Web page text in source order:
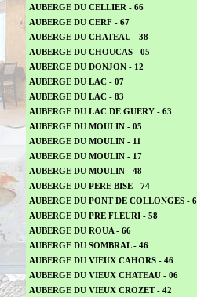
AUBERGE DU CELLIER - 66
AUBERGE DU CERF - 67
AUBERGE DU CHATEAU - 38
AUBERGE DU CHOUCAS - 05
AUBERGE DU DONJON - 12
AUBERGE DU LAC - 07
AUBERGE DU LAC - 83
AUBERGE DU LAC DE GUERY - 63
AUBERGE DU MOULIN - 05
AUBERGE DU MOULIN - 11
AUBERGE DU MOULIN - 17
AUBERGE DU MOULIN - 48
AUBERGE DU PERE BISE - 74
AUBERGE DU PONT DE COLLONGES -
AUBERGE DU PRE FLEURI - 58
AUBERGE DU ROUA - 66
AUBERGE DU SOMBRAL - 46
AUBERGE DU VIEUX CAHORS - 46
AUBERGE DU VIEUX CHATEAU - 06
AUBERGE DU VIEUX CROZET - 42